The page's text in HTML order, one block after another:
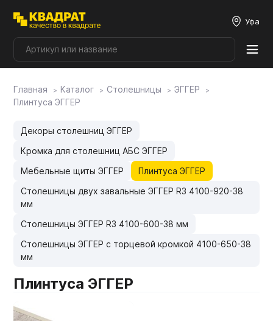
Уфа
Плитные материалы
Фурнитура
Столешницы
Мой ЭГГЕР
Фасады
Мебельные образцы, каталоги
Главная Каталог Столешницы
ЭГГЕР
Плинтуса ЭГГЕР
Декоры столешниц ЭГГЕР
Кромка для столешниц АБС ЭГГЕР
Мебельные щиты ЭГГЕР
Плинтуса ЭГГЕР
Столешницы двух завальные ЭГГЕР R3 4100-920-38
мм
Столешницы ЭГГЕР R3 4100-600-38 мм
Столешницы ЭГГЕР с торцевой кромкой 4100-650-38
мм
Плинтуса ЭГГЕР